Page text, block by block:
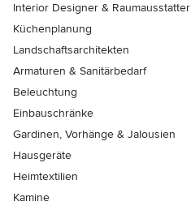
Interior Designer & Raumausstatter
Küchenplanung
Landschaftsarchitekten
Armaturen & Sanitärbedarf
Beleuchtung
Einbauschränke
Gardinen, Vorhänge & Jalousien
Hausgeräte
Heimtextilien
Kamine